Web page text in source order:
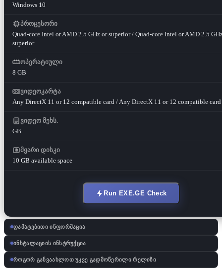
Windows 10
პროცესორი
Quad-core Intel or AMD 2.5 GHz or superior / Quad-core Intel or AMD 2.5
superior
ოპერატიული
8 GB
ვიდეოკარტა
Any DirectX 11 or 12 compatible card / Any DirectX 11 or 12 compatible card
ვიდეო მეხს.
GB
მყარი დისკი
10 GB available space
Run EXE.GE Check
დამატებითი ინფორმაცია
ინსტალაციის ინსტრუქცია
როგორ განვაახლოთ უკვე გადმოწერილი რელიზი